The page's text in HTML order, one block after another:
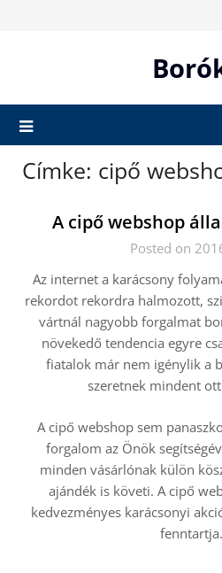
Címke: cipő
A cipő webshop
Posted on
Az internet a karácsony
rekordot rekordra halmozott,
vártnál nagyobb forgalmat
növekedő tendencia egyre
fiatalok már nem igénylik a
szeretnek mindent
A cipő webshop sem
forgalom az Önök
minden vásárlónak külön
ajándék is követi. A cipő
kedvezményes karácsonyi
fenntartja.